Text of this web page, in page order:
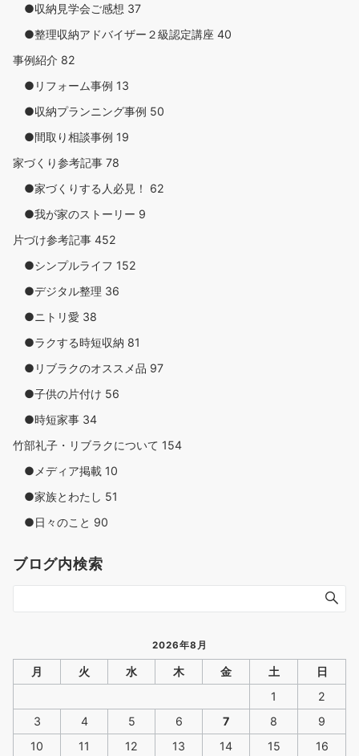
●収納見学会ご感想 37
●整理収納アドバイザー２級認定講座 40
事例紹介 82
●リフォーム事例 13
●収納プランニング事例 50
●間取り相談事例 19
家づくり参考記事 78
●家づくりする人必見！ 62
●我が家のストーリー 9
片づけ参考記事 452
●シンプルライフ 152
●デジタル整理 36
●ニトリ愛 38
●ラクする時短収納 81
●リブラクのオススメ品 97
●子供の片付け 56
●時短家事 34
竹部礼子・リブラクについて 154
●メディア掲載 10
●家族とわたし 51
●日々のこと 90
ブログ内検索
2026年8月
月 火 水 木 金 土
日
1
2
3
4 5 6 7 8
9
10
11 12 13 14 15 16